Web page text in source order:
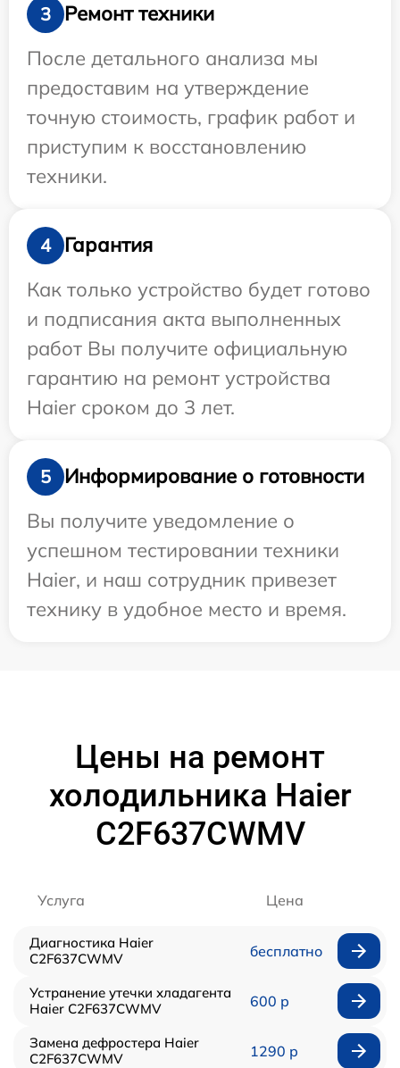
3
Ремонт техники
После детального анализа мы
предоставим на утверждение
точную стоимость, график работ и
приступим к восстановлению
техники.
4
Гарантия
Как только устройство будет готово
и подписания акта выполненных
работ Вы получите официальную
гарантию на ремонт устройства
Haier сроком до 3 лет.
5
Информирование о готовности
Вы получите уведомление о
успешном тестировании техники
Haier, и наш сотрудник привезет
технику в удобное место и время.
Цены на ремонт
холодильника Haier
C2F637CWMV
Услуга Цена
Диагностика Haier
C2F637CWMV
бесплатно
Устранение утечки хладагента
Haier C2F637CWMV
600 р
Замена дефростера Haier
C2F637CWMV
1290 р